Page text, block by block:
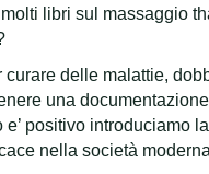
libri sul massaggio
delle malattie,
una
positivo introduciamo
nella società